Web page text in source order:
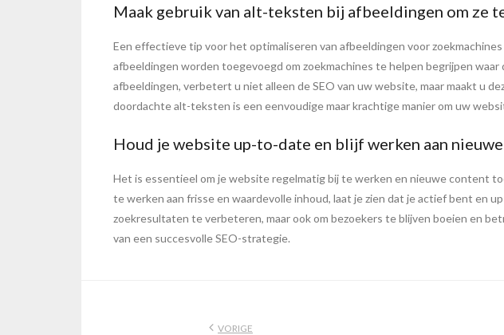
Maak gebruik van alt-teksten bij afbeeldingen om ze
Een effectieve tip voor het optimaliseren van afbeeldingen voor
afbeeldingen worden toegevoegd om zoekmachines te helpen begrijpen
afbeeldingen, verbetert u niet alleen de SEO van uw website, maar maakt u
doordachte alt-teksten is een eenvoudige maar krachtige manier om uw
Houd je website up-to-date en blijf werken aan
Het is essentieel om je website regelmatig bij te werken en nieuwe content
te werken aan frisse en waardevolle inhoud, laat je zien dat je actief bent en
zoekresultaten te verbeteren, maar ook om bezoekers te blijven boeien en
van een succesvolle SEO-strategie.
VORIGE